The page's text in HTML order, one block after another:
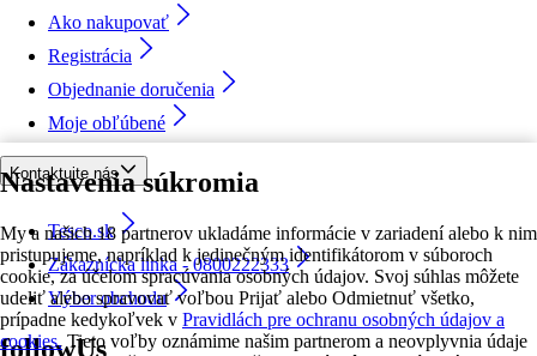
Nastavenia súkromia
My a našich 18 partnerov ukladáme informácie v zariadení alebo k nim
pristupujeme, napríklad k jedinečným identifikátorom v súboroch
cookie, za účelom spracúvania osobných údajov. Svoj súhlas môžete
udeliť alebo spravovať voľbou Prijať alebo Odmietnuť všetko,
prípadne kedykoľvek v Pravidlách pre ochranu osobných údajov a
cookies. Tieto voľby oznámime našim partnerom a neovplyvnia údaje
Ako nakupovať
Registrácia
Objednanie doručenia
Moje obľúbené
Kontaktujte nás
Tesco.sk
Zákaznícka linka - 0800222333
Výber obchodu
followUs